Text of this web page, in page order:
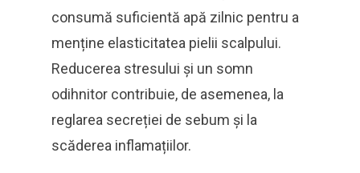
consumă suficientă apă zilnic pentru a
menține elasticitatea pielii scalpului.
Reducerea stresului și un somn
odihnitor contribuie, de asemenea, la
reglarea secreției de sebum și la
scăderea inflamațiilor.